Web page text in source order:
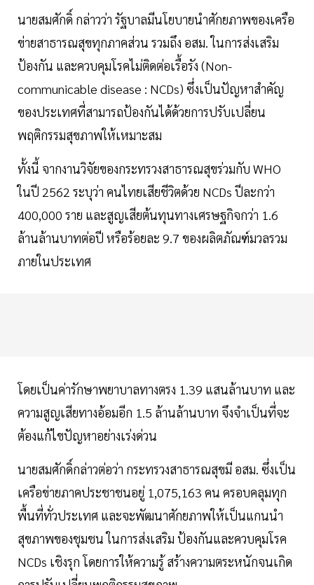
นายสมศักดิ์ กล่าวว่า รัฐบาลมีนโยบายนำศักยภาพของเครือ
ข่ายสาธารณสุขทุกภาคส่วน รวมถึง อสม. ในการส่งเสริม
ป้องกัน และควบคุมโรคไม่ติดต่อเรื้อรัง (Non-
communicable disease : NCDs) ซึ่งเป็นปัญหาสำคัญ
ของประเทศที่สามารถป้องกันได้ด้วยการปรับเปลี่ยน
พฤติกรรมสุขภาพให้เหมาะสม
ทั้งนี้ จากงานวิจัยของกระทรวงสาธารณสุขร่วมกับ WHO
ในปี 2562 ระบุว่า คนไทยเสียชีวิตด้วย NCDs ปีละกว่า
400,000 ราย และสูญเสียต้นทุนทางเศรษฐกิจกว่า 1.6
ล้านล้านบาทต่อปี หรือร้อยละ 9.7 ของผลิตภัณฑ์มวลรวม
ภายในประเทศ
โดยเป็นค่ารักษาพยาบาลทางตรง 1.39 แสนล้านบาท และ
ความสูญเสียทางอ้อมอีก 1.5 ล้านล้านบาท จึงจำเป็นที่จะ
ต้องแก้ไขปัญหาอย่างเร่งด่วน
นายสมศักดิ์กล่าวต่อว่า กระทรวงสาธารณสุขมี อสม. ซึ่งเป็น
เครือข่ายภาคประชาชนอยู่ 1,075,163 คน ครอบคลุมทุก
พื้นที่ทั่วประเทศ และจะพัฒนาศักยภาพให้เป็นแกนนำ
สุขภาพของชุมชน ในการส่งเสริม ป้องกันและควบคุมโรค
NCDs เชิงรุก โดยการให้ความรู้ สร้างความตระหนักจนเกิด